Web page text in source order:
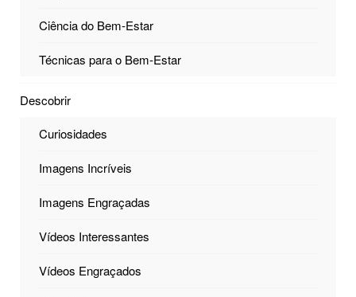
Ciência do Bem-Estar
Técnicas para o Bem-Estar
Descobrir
Curiosidades
Imagens Incríveis
Imagens Engraçadas
Vídeos Interessantes
Vídeos Engraçados